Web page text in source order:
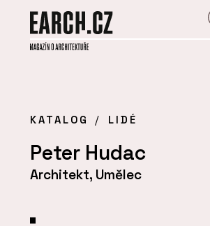
KATALOG LIDÉ
Peter Hudac
Architekt, Umělec